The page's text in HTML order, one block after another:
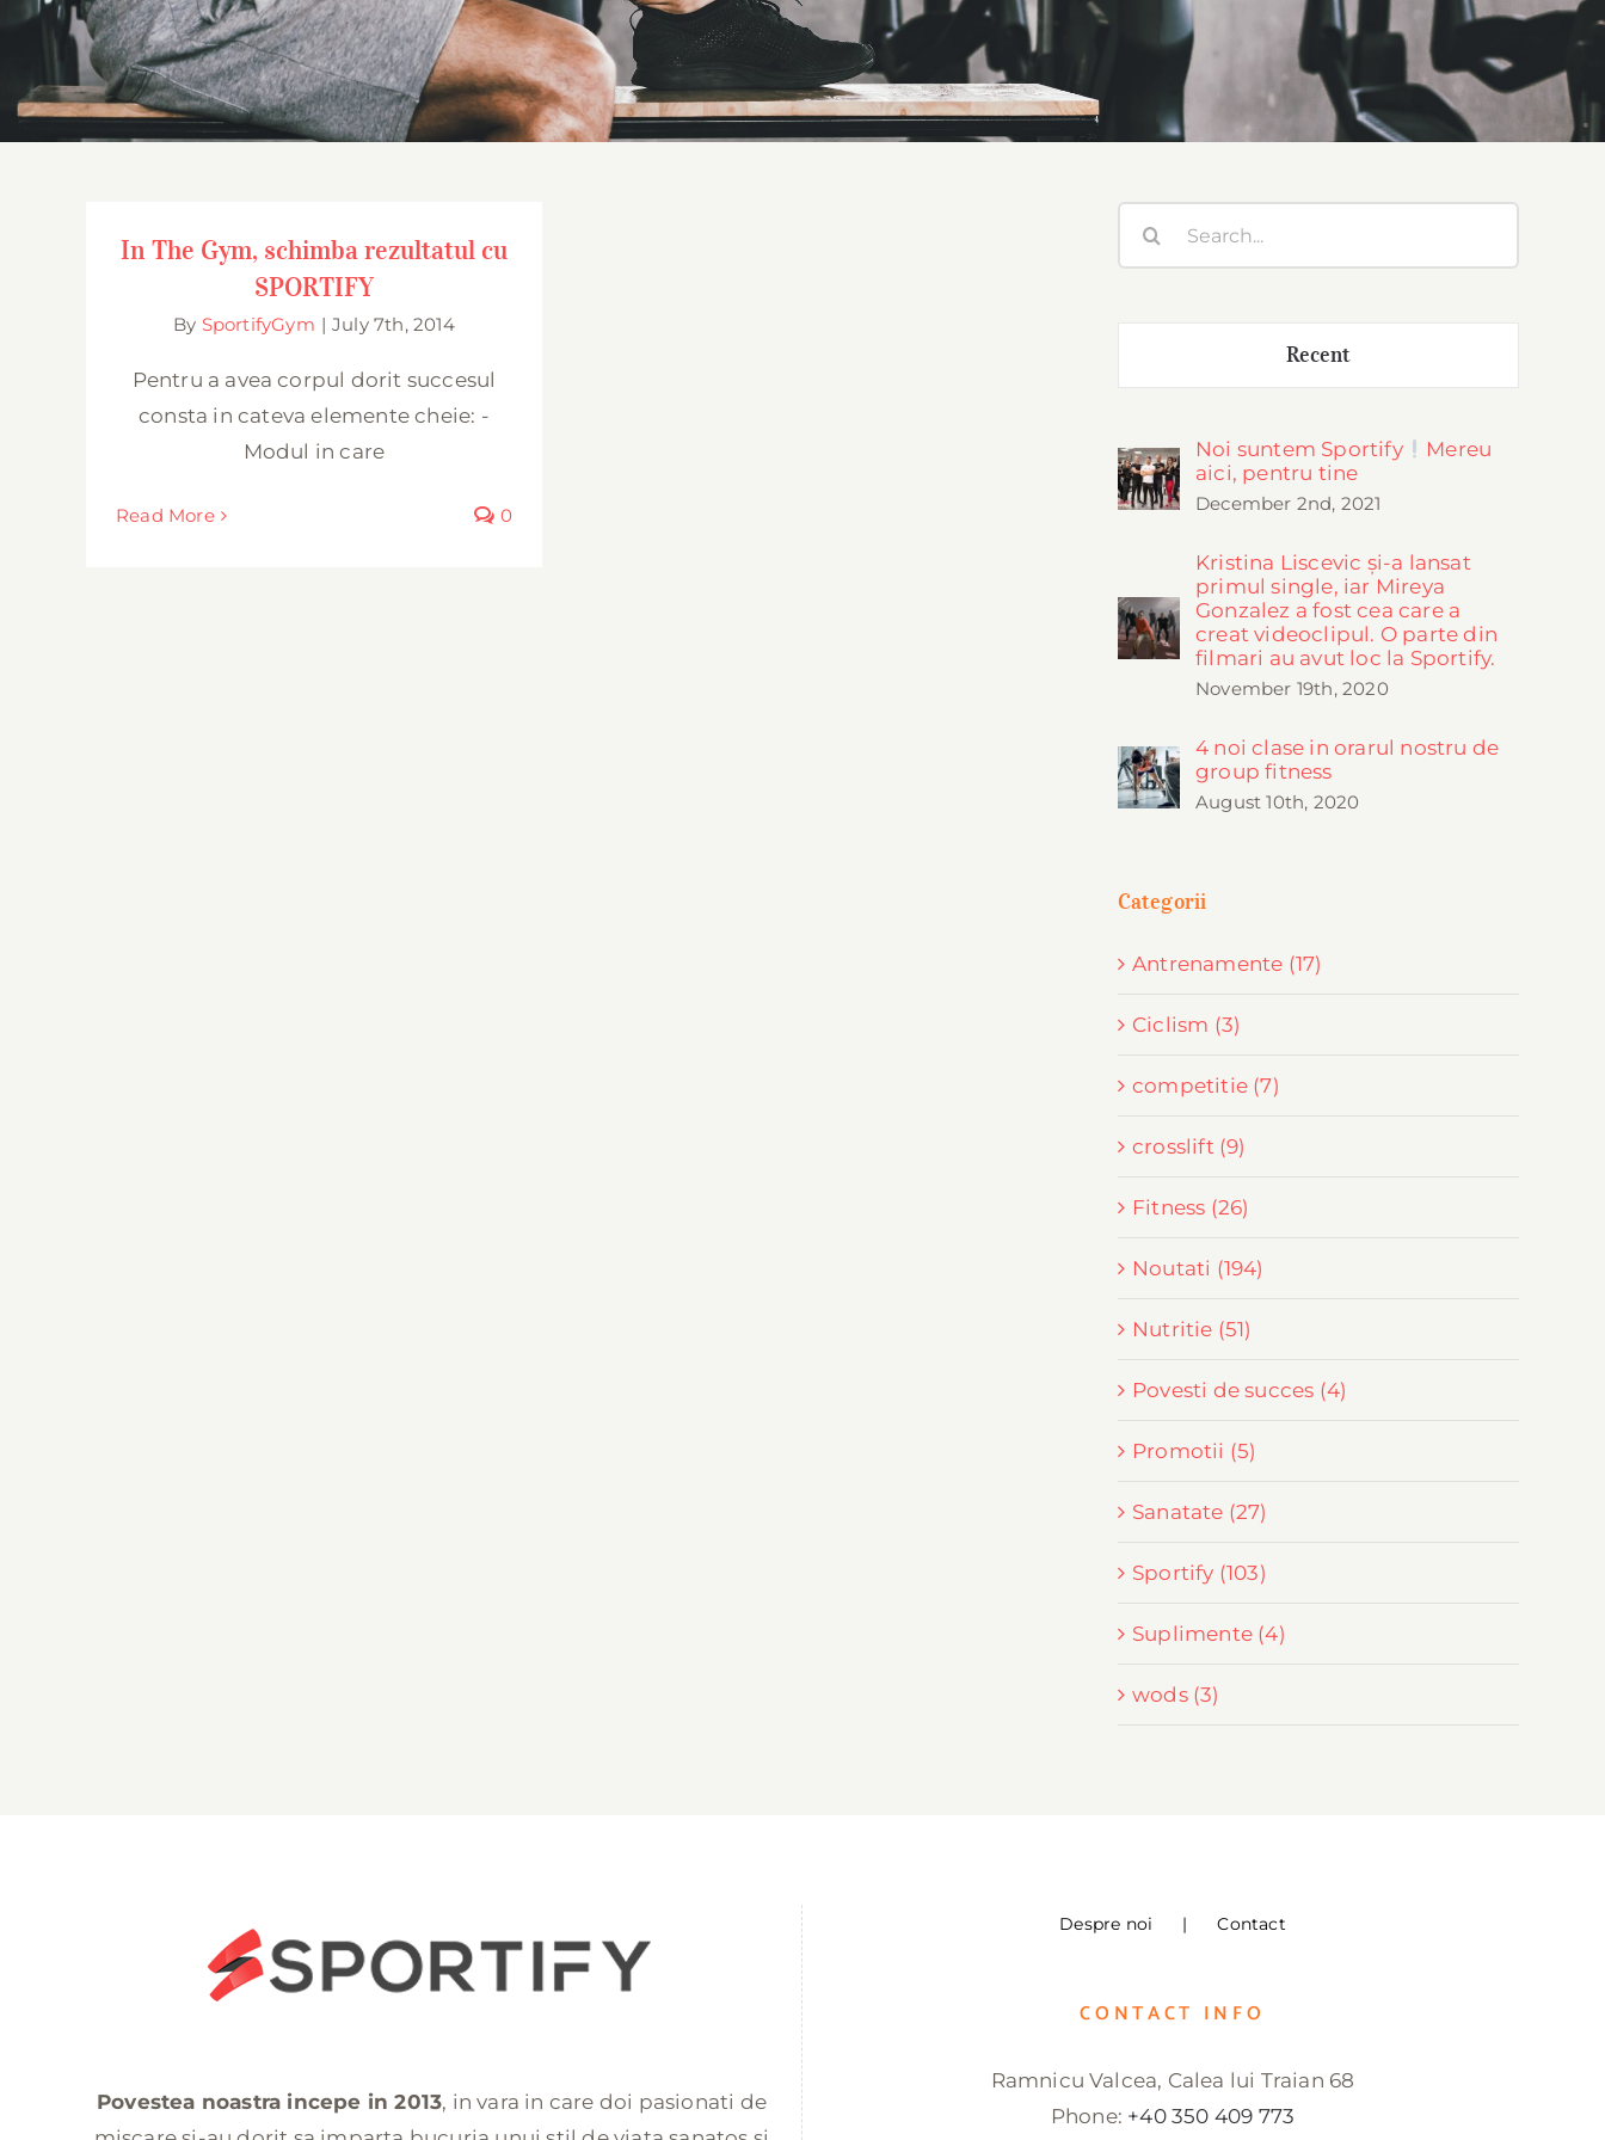
In The Gym, schimba rezultatul cu
SPORTIFY
By SportifyGym | July 7th, 2014
Pentru a avea corpul dorit succesul
consta in cateva elemente cheie: -
Modul in care
Read More 0
Recent
Noi suntem Sportify
Mereu
aici, pentru tine
December 2nd, 2021
Kristina Liscevic și-a lansat
primul single, iar Mireya
Gonzalez a fost cea care a
creat videoclipul. O parte din
filmari au avut loc la Sportify.
November 19th, 2020
4 noi clase in orarul nostru de
group fitness
August 10th, 2020
Categorii
Antrenamente (17)
Ciclism (3)
competitie (7)
crosslift (9)
Fitness (26)
Noutati (194)
Nutritie (51)
Povesti de succes (4)
Promotii (5)
Sanatate (27)
Sportify (103)
Suplimente (4)
wods (3)
Povestea noastra incepe in 2013, in vara in care doi pasionati de
Despre noi Contact
CONTACT INFO
Ramnicu Valcea, Calea lui Traian 68
Phone: +40 350 409 773